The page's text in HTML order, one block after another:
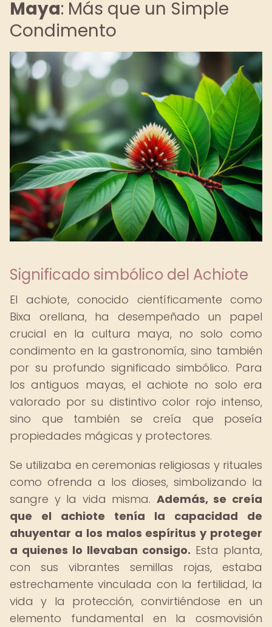
Maya: Más que un Simple
Condimento
Significado simbólico del Achiote
El achiote, conocido científicamente como
Bixa orellana, ha desempeñado un papel
crucial en la cultura maya, no solo como
condimento en la gastronomía, sino también
por su profundo significado simbólico. Para
los antiguos mayas, el achiote no solo era
valorado por su distintivo color rojo intenso,
sino que también se creía que poseía
propiedades mágicas y protectores.
Se utilizaba en ceremonias religiosas y rituales
como ofrenda a los dioses, simbolizando la
sangre y la vida misma. Además, se creía
que el achiote tenía la capacidad de
ahuyentar a los malos espíritus y proteger
a quienes lo llevaban consigo. Esta planta,
con sus vibrantes semillas rojas, estaba
estrechamente vinculada con la fertilidad, la
vida y la protección, convirtiéndose en un
elemento fundamental en la cosmovisión